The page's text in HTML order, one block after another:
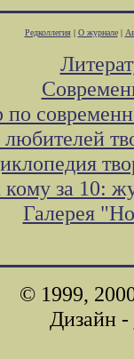
Редколлегия| О журнале|
по
кому за 10:
Галерея
© 1999,
Дизайн -